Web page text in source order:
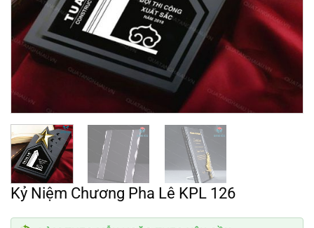
Kỷ Niệm Chương Pha Lê KPL 126